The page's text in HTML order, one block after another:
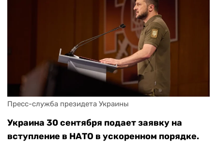
Пресс-служба президета Украины
Украина 30 сентября подает заявку на
вступление в НАТО в ускоренном порядке.